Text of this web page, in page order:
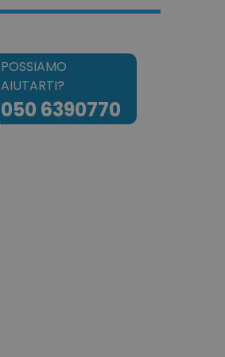
POSSIAMO
AIUTARTI?
050 6390770